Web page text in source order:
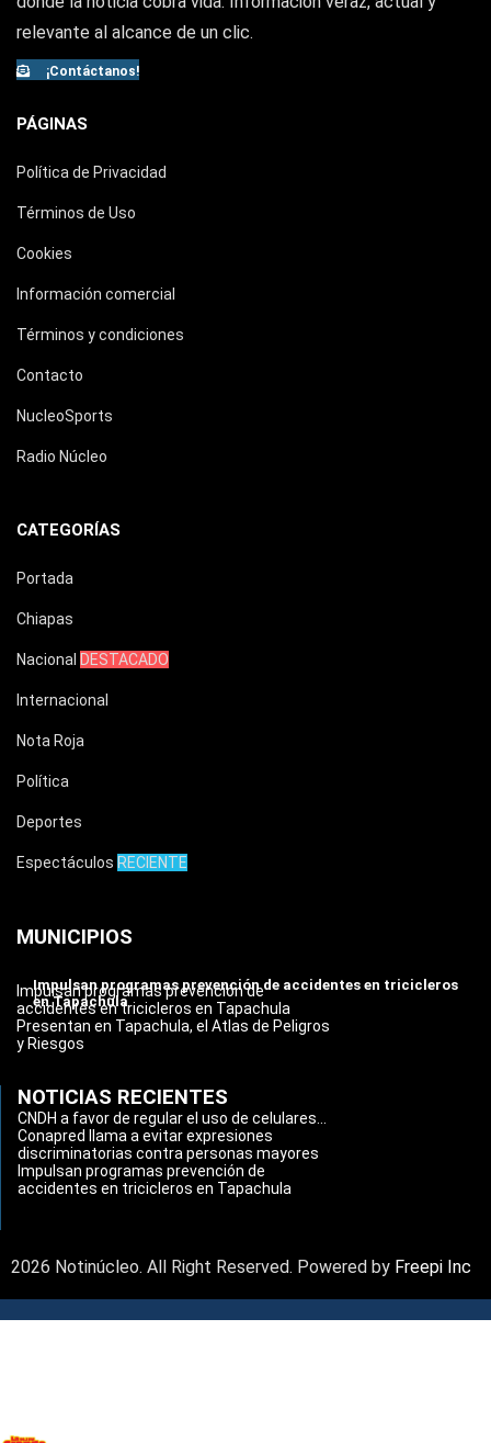
relevante al alcance de un clic.
¡Contáctanos!
PÁGINAS
Política de Privacidad
Términos de Uso
Cookies
Información comercial
Términos y condiciones
Contacto
NucleoSports
Radio Núcleo
CATEGORÍAS
Portada
Chiapas
Nacional DESTACADO
Internacional
Nota Roja
Política
Deportes
Espectáculos RECIENTE
MUNICIPIOS
Impulsan programas prevención de accidentes en tricicleros
en Tapachula
Impulsan programas prevención de
accidentes en tricicleros en Tapachula
Presentan en Tapachula, el Atlas de Peligros
y Riesgos
NOTICIAS RECIENTES
CNDH a favor de regular el uso de celulares...
Conapred llama a evitar expresiones
discriminatorias contra personas mayores
Impulsan programas prevención de
accidentes en tricicleros en Tapachula
2026 Notinúcleo. All Right Reserved. Powered by Freepi Inc